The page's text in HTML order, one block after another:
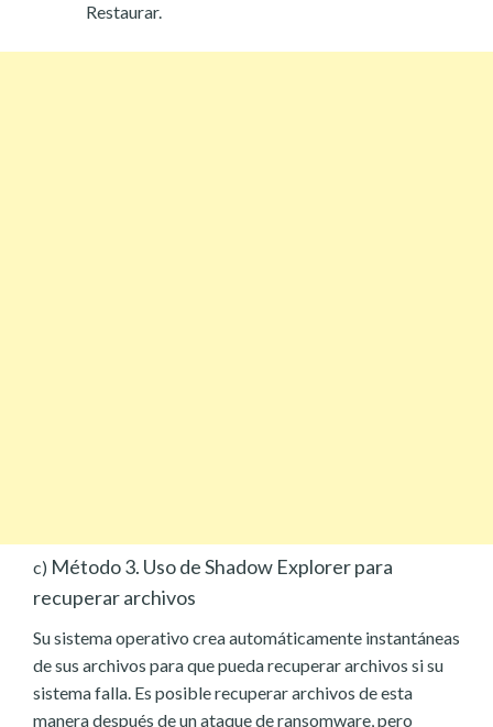
Restaurar.
c) Método 3. Uso de Shadow Explorer para
recuperar archivos
Su sistema operativo crea automáticamente instantáneas
de sus archivos para que pueda recuperar archivos si su
sistema falla. Es posible recuperar archivos de esta
manera después de un ataque de ransomware, pero